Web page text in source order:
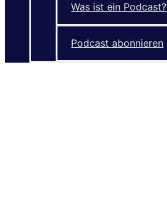
Was ist ein Podcast?
Podcast abonnieren